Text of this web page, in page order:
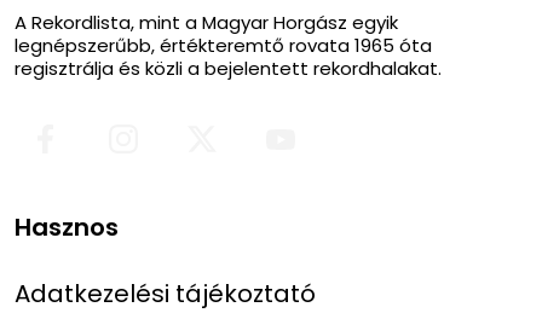
A Rekordlista, mint a Magyar Horgász egyik
legnépszerűbb, értékteremtő rovata 1965 óta
regisztrálja és közli a bejelentett rekordhalakat.
Hasznos
Adatkezelési tájékoztató